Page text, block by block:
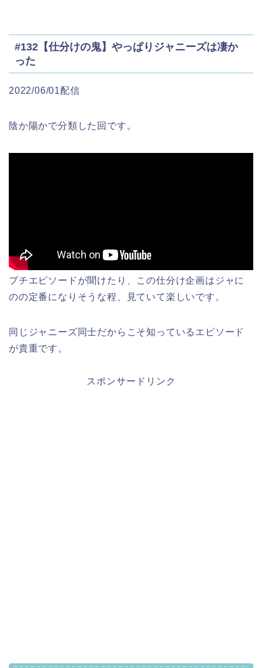
#132【仕分けの鬼】やっぱりジャニーズは凄か
った
2022/06/01配信
陰か陽かで分類した回です。
プチエピソードが聞けたり、この仕分け企画はジャに
のの定番になりそうな程、見ていて楽しいです。
同じジャニーズ同士だからこそ知っているエピソード
が貴重です。
スポンサードリンク